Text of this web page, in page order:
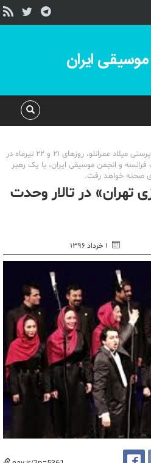
ایران
کنسرت گروه «کر آوازی تهران» به سرپرستی میلاد عمرانلو، روزهای ۲۱ و ۲۲ تیرماه در
و انجمن موسیقی ایران، با یک رهبر
صحنه خواهد رفت.
تهران» در تالار وحدت
۱ خرداد ۱۳۹۶